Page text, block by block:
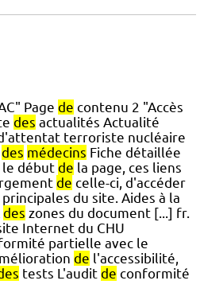
Page de contenu 2 "Accès
des actualités Actualité
terroriste nucléaire
des médecins Fiche détaillée
le début de la page, ces liens
de celle-ci, d'accéder
du site. Aides à la
des zones du document [...] fr.
Internet du CHU
partielle avec le
de l'accessibilité,
tests L'audit de conformité